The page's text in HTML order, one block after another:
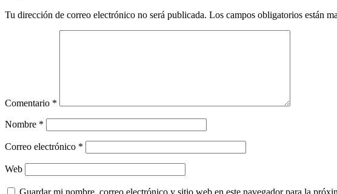
Tu dirección de correo electrónico no será publicada. Los campos obligatorios están
Comentario *
Nombre *
Correo electrónico *
Web
Guardar mi nombre, correo electrónico y sitio web en este navegador para la